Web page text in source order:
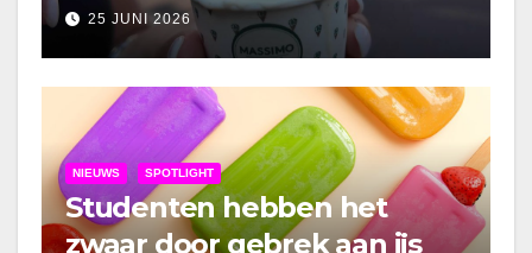
25 JUNI 2026
NIEUWS SPOTLIGHT
Studenten hebben het
zwaar door gebrek aan ijs